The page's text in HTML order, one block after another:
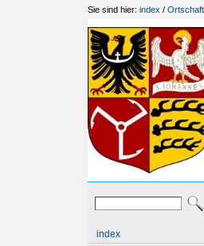
Sie sind hier: index /
index